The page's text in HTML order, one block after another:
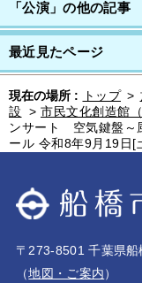
「公演」の他の記事
最近見たページ
現在の場所 : トップ >
設
> 市民文化創造館
ンサート 空気鍵盤～
ール 令和8年9月19日[
〒273-8501 千葉県
（地図・ご案内）